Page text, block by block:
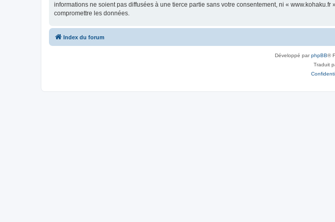
informations ne soient pas diffusées à une tierce partie sans votre consentement, ni «
compromettre les données.
Index du forum
Développé parphpBB®
Traduit